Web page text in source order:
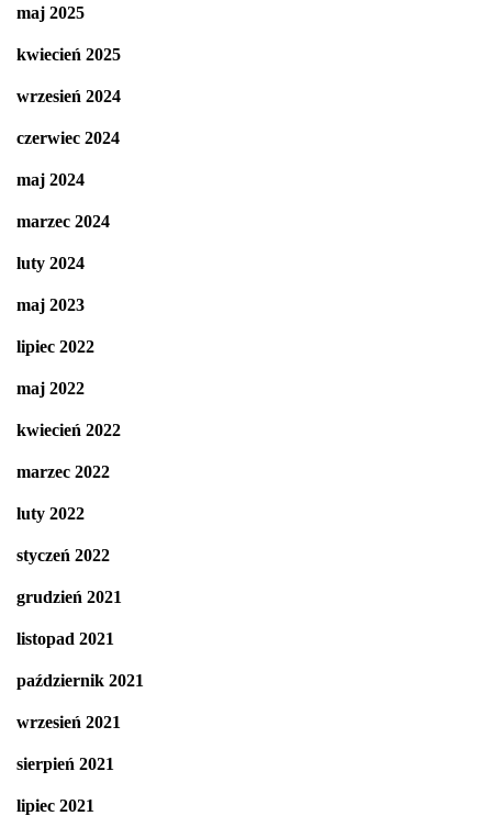
maj 2025
kwiecień 2025
wrzesień 2024
czerwiec 2024
maj 2024
marzec 2024
luty 2024
maj 2023
lipiec 2022
maj 2022
kwiecień 2022
marzec 2022
luty 2022
styczeń 2022
grudzień 2021
listopad 2021
październik 2021
wrzesień 2021
sierpień 2021
lipiec 2021